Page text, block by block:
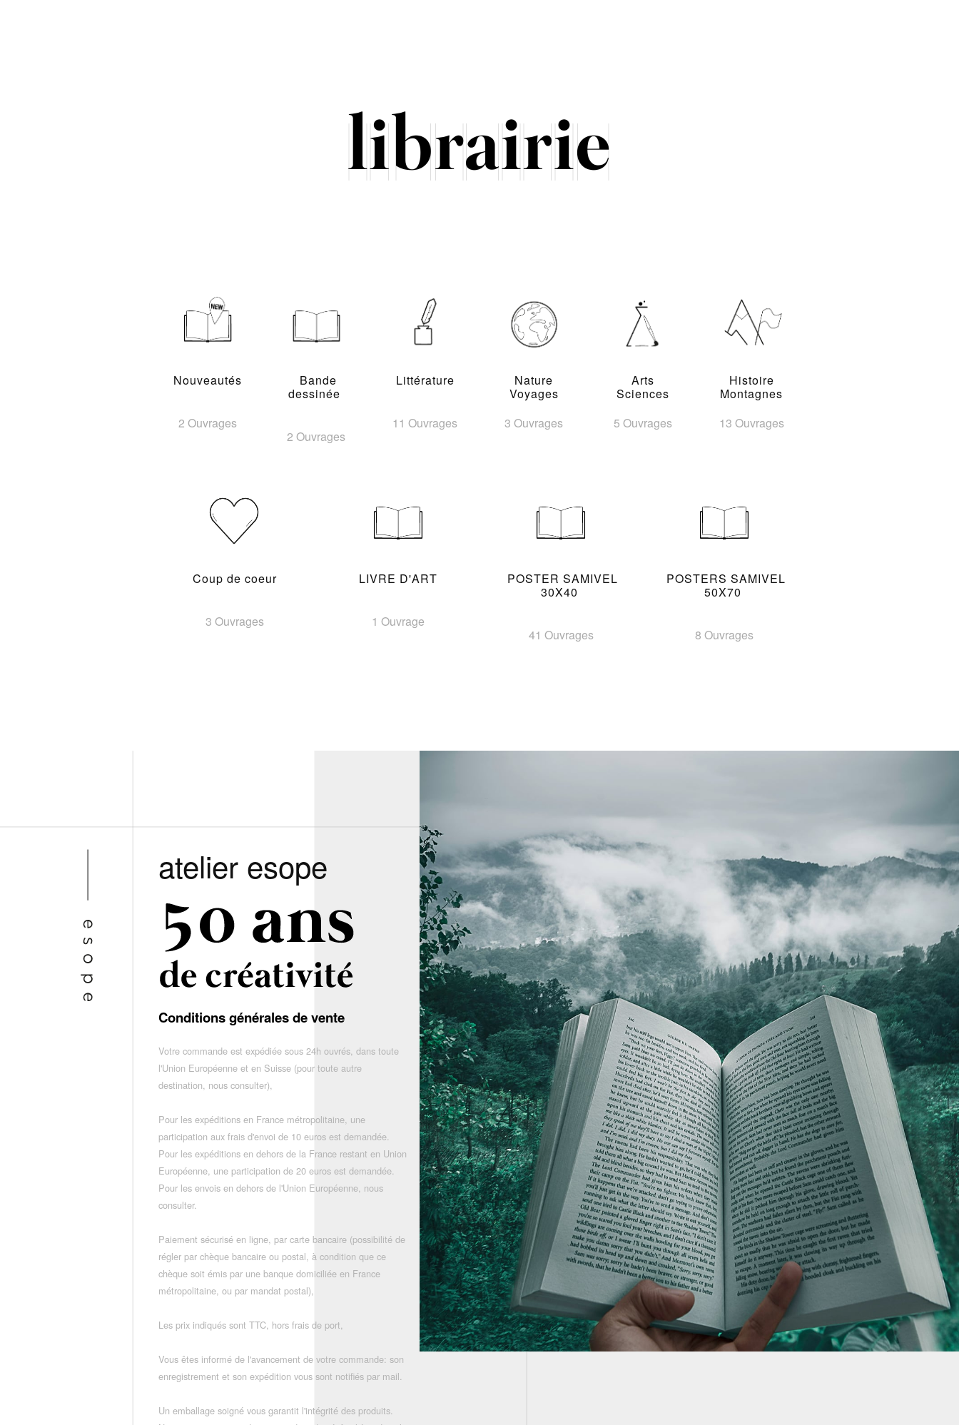
Nouveautés
2 Ouvrages
Bande
dessinée
2 Ouvrages
Littérature
11 Ouvrages
Nature
Voyages
3 Ouvrages
Arts
Sciences
5 Ouvrages
Histoire
Montagnes
13 Ouvrages
Coup de coeur
3 Ouvrages
LIVRE D'ART
1 Ouvrage
POSTER SAMIVEL
30X40
41 Ouvrages
POSTERS SAMIVEL
50X70
8 Ouvrages
atelier esope
Conditions générales de vente
Votre commande est expédiée sous 24h ouvrés, dans toute
l'Union Européenne et en Suisse (pour toute autre
destination, nous consulter),
Pour les expéditions en France métropolitaine, une
participation aux frais d'envoi de 10 euros est demandée.
Pour les expéditions en dehors de la France restant en Union
Européenne, une participation de 20 euros est demandée.
Pour les envois en dehors de l'Union Européenne, nous
consulter.
Paiement sécurisé en ligne, par carte bancaire (possibilité de
régler par chèque bancaire ou postal, à condition que ce
chèque soit émis par une banque domiciliée en France
métropolitaine, ou par mandat postal),
Les prix indiqués sont TTC, hors frais de port,
Vous êtes informé de l'avancement de votre commande: son
enregistrement et son expédition vous sont notifiés par mail.
Un emballage soigné vous garantit l'intégrité des produits.